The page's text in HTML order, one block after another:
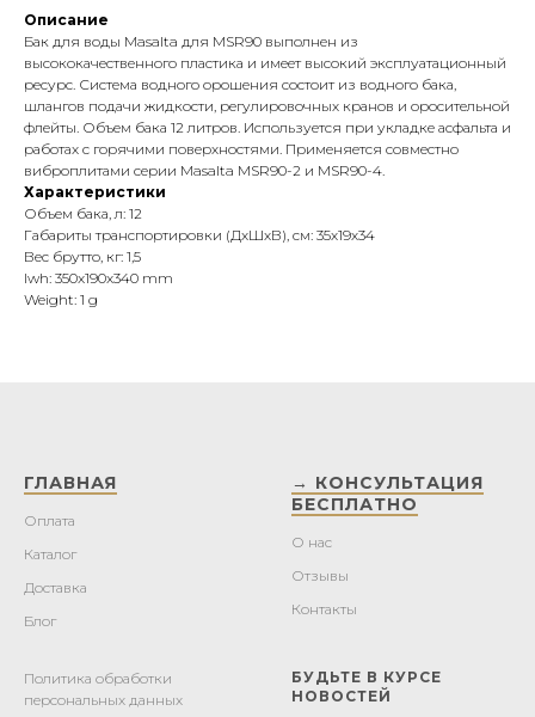
Описание
Бак для воды Masalta для MSR90 выполнен из
высококачественного пластика и имеет высокий эксплуатационный
ресурс. Система водного орошения состоит из водного бака,
шлангов подачи жидкости, регулировочных кранов и оросительной
флейты. Объем бака 12 литров. Используется при укладке асфальта и
работах с горячими поверхностями. Применяется совместно
виброплитами серии Masalta MSR90-2 и MSR90-4.
Характеристики
Объем бака, л: 12
Габариты транспортировки (ДхШхВ), см: 35х19х34
Вес брутто, кг: 1,5
lwh: 350x190x340 mm
Weight: 1 g
ГЛАВНАЯ
Оплата
Каталог
Доставка
Блог
→ КОНСУЛЬТАЦИЯ
БЕСПЛАТНО
О нас
Отзывы
Контакты
Политика обработки
персональных данных
БУДЬТЕ В КУРСЕ
НОВОСТЕЙ